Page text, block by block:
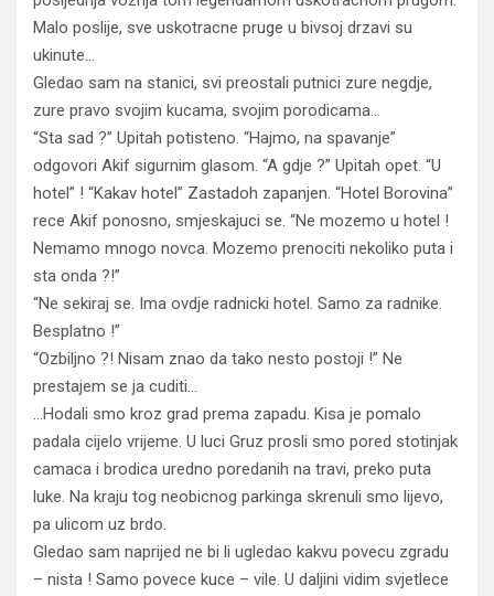
Malo poslije, sve uskotracne pruge u bivsoj drzavi su
ukinute…
Gledao sam na stanici, svi preostali putnici zure negdje,
zure pravo svojim kucama, svojim porodicama…
“Sta sad ?” Upitah potisteno. “Hajmo, na spavanje”
odgovori Akif sigurnim glasom. “A gdje ?” Upitah opet. “U
hotel” ! “Kakav hotel” Zastadoh zapanjen. “Hotel Borovina”
rece Akif ponosno, smjeskajuci se. “Ne mozemo u hotel !
Nemamo mnogo novca. Mozemo prenociti nekoliko puta i
sta onda ?!”
“Ne sekiraj se. Ima ovdje radnicki hotel. Samo za radnike.
Besplatno !”
“Ozbiljno ?! Nisam znao da tako nesto postoji !” Ne
prestajem se ja cuditi…
…Hodali smo kroz grad prema zapadu. Kisa je pomalo
padala cijelo vrijeme. U luci Gruz prosli smo pored stotinjak
camaca i brodica uredno poredanih na travi, preko puta
luke. Na kraju tog neobicnog parkinga skrenuli smo lijevo,
pa ulicom uz brdo.
Gledao sam naprijed ne bi li ugledao kakvu povecu zgradu
– nista ! Samo povece kuce – vile. U daljini vidim svjetlece